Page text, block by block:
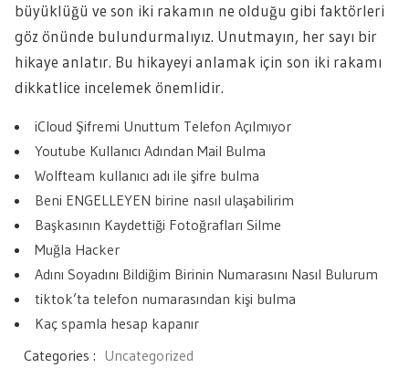
büyüklüğü ve son iki rakamın ne olduğu gibi faktörleri
göz önünde bulundurmalıyız. Unutmayın, her sayı bir
hikaye anlatır. Bu hikayeyi anlamak için son iki rakamı
dikkatlice incelemek önemlidir.
iCloud Şifremi Unuttum Telefon Açılmıyor
Youtube Kullanıcı Adından Mail Bulma
Wolfteam kullanıcı adı ile şifre bulma
Beni ENGELLEYEN birine nasıl ulaşabilirim
Başkasının Kaydettiği Fotoğrafları Silme
Muğla Hacker
Adını Soyadını Bildiğim Birinin Numarasını Nasıl Bulurum
tiktok’ta telefon numarasından kişi bulma
Kaç spamla hesap kapanır
Categories : Uncategorized